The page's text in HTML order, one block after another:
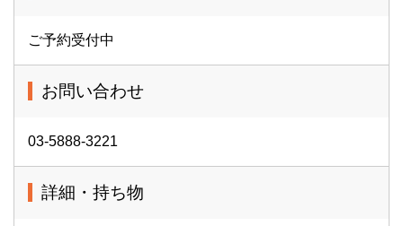
ご予約受付中
お問い合わせ
03-5888-3221
詳細・持ち物